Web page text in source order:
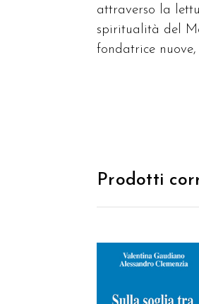
attraverso la
spiritualità del
fondatrice
Prodotti